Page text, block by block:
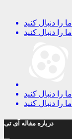
ما را دنبال کنید
ما را دنبال کنید
ما را دنبال کنید
ما را دنبال کنید
درباره مقاله آی تی